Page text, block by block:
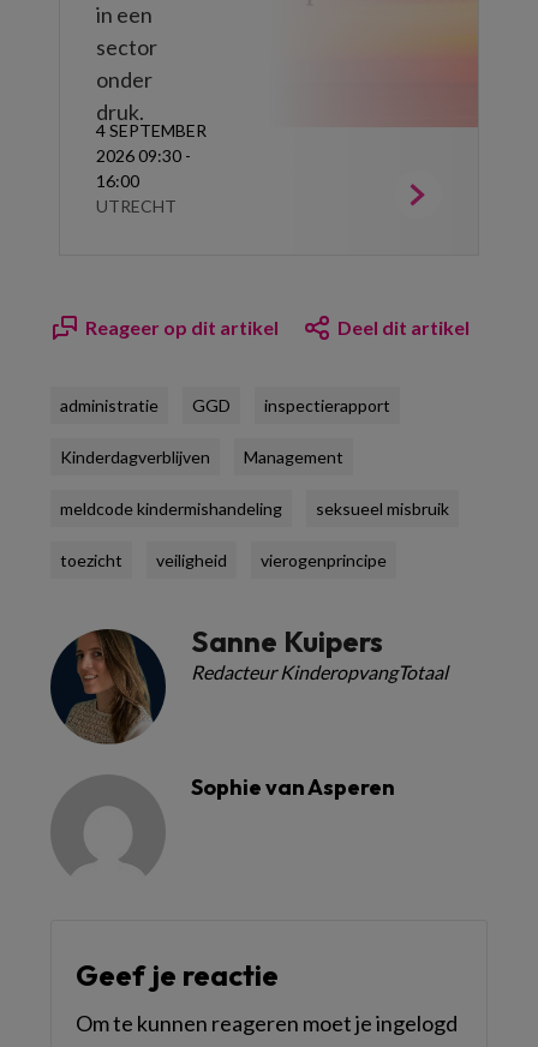
in een
sector
onder
druk.
4 SEPTEMBER
2026 09:30 -
16:00
UTRECHT
Reageer op dit artikel Deel dit artikel
administratie GGD inspectierapport
Kinderdagverblijven Management
meldcode kindermishandeling seksueel misbruik
toezicht veiligheid vierogenprincipe
Sanne Kuipers
Redacteur KinderopvangTotaal
Sophie van Asperen
Geef je reactie
Om te kunnen reageren moet je ingelogd